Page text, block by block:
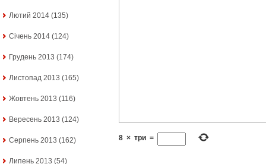
Лютий 2014 (135)
Січень 2014 (124)
Грудень 2013 (174)
Листопад 2013 (165)
Жовтень 2013 (116)
Вересень 2013 (124)
Серпень 2013 (162)
Липень 2013 (54)
8 × три =